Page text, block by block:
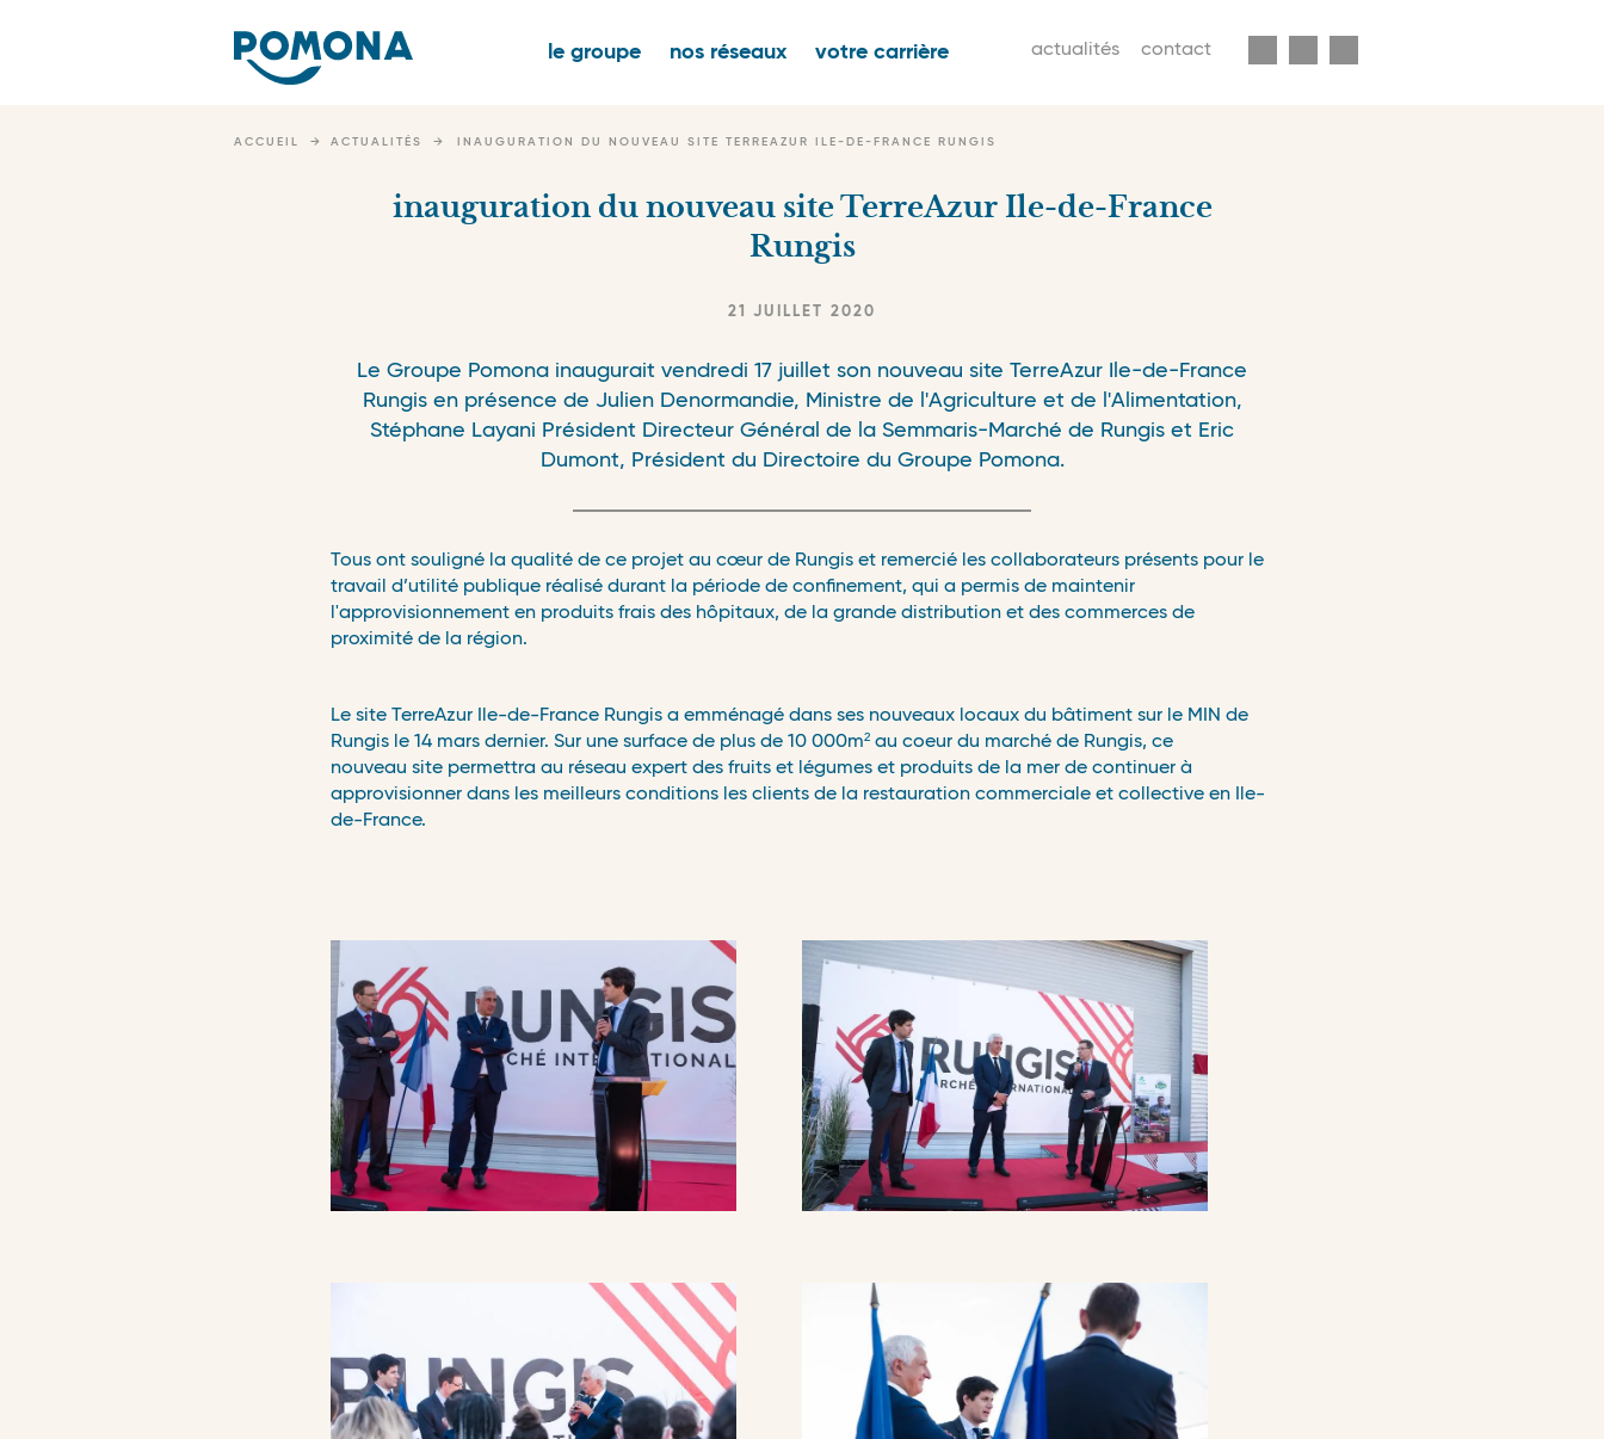
principale
le groupe nos réseaux votre carrière
Menu
secondaire
actualités contact
ACCUEIL ACTUALITÉS INAUGURATION DU NOUVEAU SITE TERREAZUR ILE-DE-FRANCE RUNGIS
inauguration du nouveau site TerreAzur Ile-de-France
Rungis
21 JUILLET 2020
Le Groupe Pomona inaugurait vendredi 17 juillet son nouveau site TerreAzur Ile-de-France
Rungis en présence de Julien Denormandie, Ministre de l'Agriculture et de l'Alimentation,
Stéphane Layani Président Directeur Général de la Semmaris-Marché de Rungis et Eric
Dumont, Président du Directoire du Groupe Pomona.
Tous ont souligné la qualité de ce projet au cœur de Rungis et remercié les collaborateurs présents pour le
travail d’utilité publique réalisé durant la période de confinement, qui a permis de maintenir
l'approvisionnement en produits frais des hôpitaux, de la grande distribution et des commerces de
proximité de la région.
Le site TerreAzur Ile-de-France Rungis a emménagé dans ses nouveaux locaux du bâtiment sur le MIN de
Rungis le 14 mars dernier. Sur une surface de plus de 10 000m² au coeur du marché de Rungis, ce
nouveau site permettra au réseau expert des fruits et légumes et produits de la mer de continuer à
approvisionner dans les meilleurs conditions les clients de la restauration commerciale et collective en Ile-
de-France.